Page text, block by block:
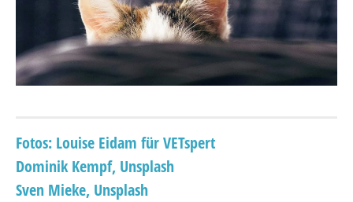
Fotos: Louise Eidam für VETspert
Dominik Kempf, Unsplash
Sven Mieke, Unsplash